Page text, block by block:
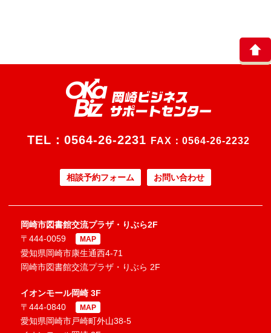
TEL： 0564-26-2231 FAX：0564-26-2232
相談予約フォーム お問い合わせ
岡崎市図書館交流プラザ・りぶら2F
〒444-0059
MAP
愛知県岡崎市康生通西4-71
岡崎市図書館交流プラザ・りぶら 2F
イオンモール岡崎 3F
〒444-0840
MAP
愛知県岡崎市戸崎町外山38-5